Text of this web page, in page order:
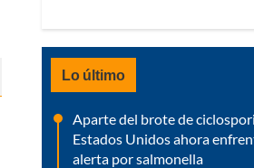
Lo último
Aparte del brote de
Estados Unidos ahora
alerta por salmonella